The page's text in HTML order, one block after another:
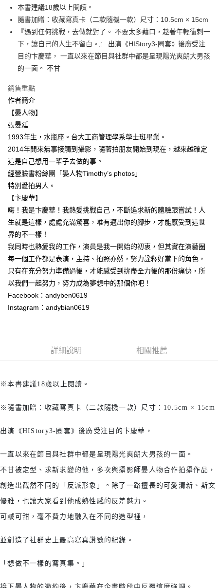
付款後全家取貨
每筆NT$60，滿NT$499(含以上)免運費
付款後7-11取貨
每筆NT$60，滿NT$499(含以上)免運費
宅配
每筆NT$100，滿NT$499(含以上)免運費
本書建議18歲以上閱讀。
隨書加贈：收藏寫真卡（二款隨機一款）尺寸：10.5cm × 15cm
『遇到任何挑戰，去做就對了。 不要太多藉口，趁著年輕衝刺一
下，讓自己的人生不留白。』 出演《HIStory3-圈套》後廣受注
目的卞慶華， 一直以來在節目與社群中都是呈現陽光爽朗大男孩
的一面。 不甘
銷售重點
作者簡介
【晏人物】
張晏廷
1993年生，水瓶座。台大工商管理學系學士班畢業。
2014年閒來無事接觸到攝影，隨著拍朋友開始到現在，越來越確定
這是自己想用一輩子去做的事。
經營臉書粉絲團「晏人物Timothy’s photos」
特別愛拍男人。
【卞慶華】
嗨！我是卞慶華！我熱愛挑戰自己，不斷追求新的體驗跟嘗試！人
生就是這樣，處處充滿驚喜，唯有邁出你的腳步，才能感受到這世
界的不一樣！
我同時也熱愛我的工作，演員是我一開始的初衷，但其實在演藝圈
每一個工作都是表演，主持、拍照亦然，努力詮釋好當下的角色，
只有在充分努力準備過後，才能感受到拚盡全力後的那份痛快，所
以我們一起努力，努力成為夢想中的那個你吧！
Facebook：andyben0619
Instagram：andybian0619
詳細說明 相關推薦
※本書建議18歲以上閱讀。
※隨書加贈：收藏寫真卡（二款隨機一款）尺寸：10.5cm × 15cm
出演《HIStory3-圈套》後廣受注目的卞慶華，
一直以來在節目與社群中都是呈現陽光爽朗大男孩的一面。
不甘被定型、求新求變的他，多次與攝影師晏人物合作拍攝作品，
創造出截然不同的「反派形象」。除了一路擅長的可愛清新、斯文
優雅，也讓大家看到他成熟性感的反差魅力。
可鹹可甜，毫不費力地融入在不同的造型裡，
並創造了社群史上最高寫真讚數的紀錄。
「想做不一樣的寫真集。」